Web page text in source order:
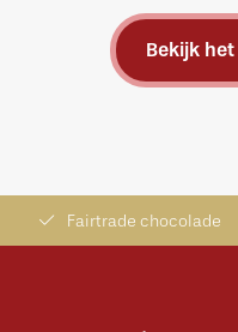
Bekijk
Fairtrade chocolade